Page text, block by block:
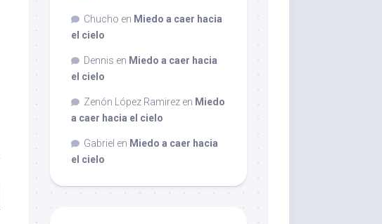
Chucho en Miedo a caer hacia
el cielo
Dennis en Miedo a caer hacia
el cielo
Zenón López Ramirez en Miedo
a caer hacia el cielo
Gabriel en Miedo a caer hacia
el cielo